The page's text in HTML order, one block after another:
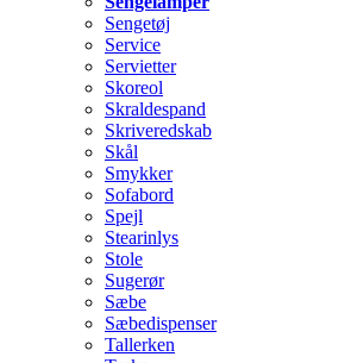
Sengetøj
Service
Servietter
Skoreol
Skraldespand
Skriveredskab
Skål
Smykker
Sofabord
Spejl
Stearinlys
Stole
Sugerør
Sæbe
Sæbedispenser
Tallerken